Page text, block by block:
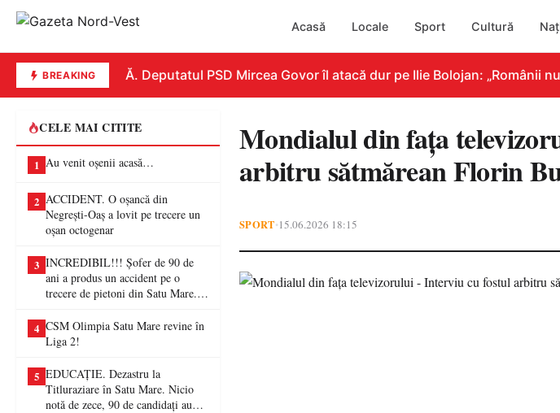
Acasă Locale Sport Cultură
BREAKING
REPLICĂ. Deputatul PSD Mircea Govor îl atacă dur pe Ilie Bolojan: „Românii
CELE MAI CITITE
1 Au venit oșenii acasă…
2 ACCIDENT. O oșancă din
Negrești-Oaș a lovit pe trecere un
oșan octogenar
3 INCREDIBIL!!! Șofer de 90 de
ani a produs un accident pe o
trecere de pietoni din Satu Mare. O
4 CSM Olimpia Satu Mare revine în
Liga 2!
5 EDUCAȚIE. Dezastru la
Titluraziare în Satu Mare. Nicio
notă de zece, 90 de candidați au
Mondialul din fața
arbitru sătmărean Florin
SPORT•15.06.2026 18:15